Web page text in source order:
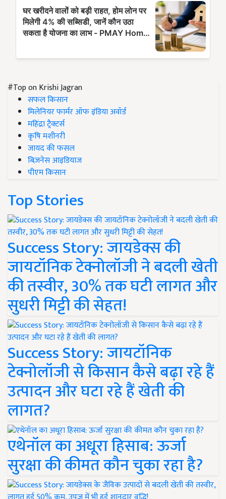
#Top on Krishi Jagran
सफल किसान
मिलेनियर फार्मर ऑफ इंडिया अवॉर्ड
महिंद्रा ट्रैक्टर्स
कृषि मशीनरी
जायद की फसल
बिज़नेस आइडियाज
पीएम किसान
Top Stories
Success Story: जायडेक्स की
जायटॉनिक टेक्नोलॉजी ने बदली खेती
की तस्वीर, 30% तक घटी लागत और
सुधरी मिट्टी की सेहत!
Success Story: जायटॉनिक
टेक्नोलॉजी से किसान कैसे बढ़ा रहे हैं
उत्पादन और घटा रहे हैं खेती की
लागत?
एथेनॉल का अधूरा हिसाब: ऊर्जा
सुरक्षा की कीमत कौन चुका रहा है?